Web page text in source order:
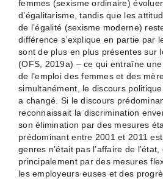
femmes (sexisme ordinaire)
d’égalitarisme, tandis que les
de l’égalité (sexisme moderne)
différence s’explique en partie par
sont de plus en plus présentes sur
(OFS, 2019a) – ce qui entraîne
de l’emploi des femmes et des
simultanément, le discours
a changé. Si le discours
reconnaissait la discrimination
son élimination par des mesures
prédominant entre 2001 et 2011
genres n’était pas l’affaire de
principalement par des mesures
les employeurs·euses et des